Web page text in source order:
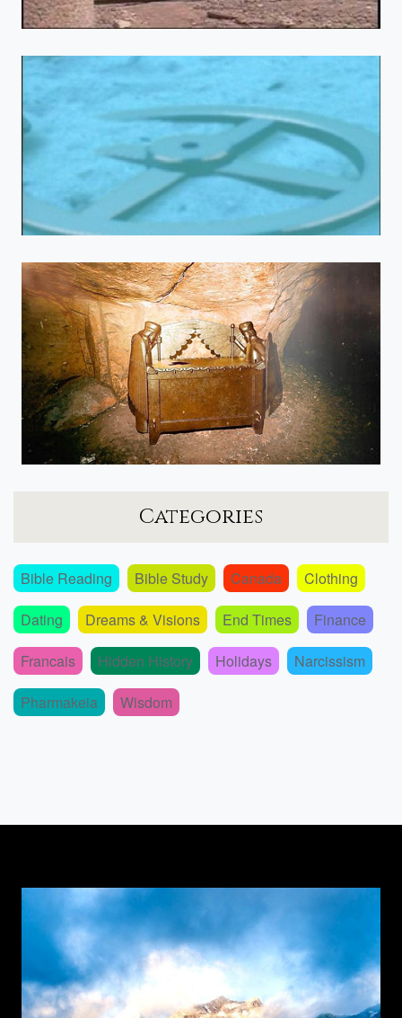
Categories
Bible Reading Bible Study Canada
Clothing
Dating
Dreams & Visions End Times
Finance
Francais
Hidden History Holidays
Narcissism
Pharmakeia
Wisdom